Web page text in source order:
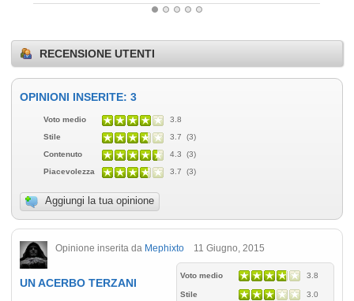
RECENSIONE UTENTI
OPINIONI INSERITE: 3
Voto medio
3.8
Stile
3.7 (3)
Contenuto
4.3 (3)
Piacevolezza
3.7 (3)
Aggiungi la tua opinione
Opinione inserita da Mephixto 11 Giugno, 2015
Voto medio 3.8
Stile 3.0
UN ACERBO TERZANI